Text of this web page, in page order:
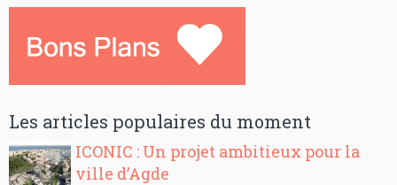
Les articles populaires du moment
ICONIC : Un projet ambitieux pour la
ville d’Agde